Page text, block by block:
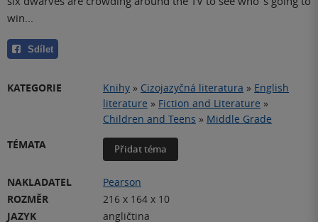
win...
Sdílet
KATEGORIE Knihy » Cizojazyčná literatura » English
literature » Fiction and Literature »
Children and Teens » Middle Grade
TÉMATA
Přidat téma
NAKLADATEL
Pearson
ROZMĚR
216 x 164 x 10
JAZYK
angličtina